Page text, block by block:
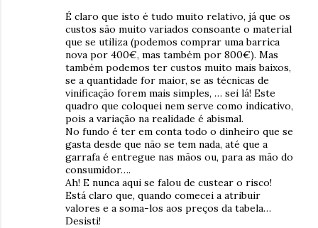
É claro que isto é tudo muito relativo, já que os
custos são muito variados consoante o material
que se utiliza (podemos comprar uma barrica
nova por 400€, mas também por 800€). Mas
também podemos ter custos muito mais baixos,
se a quantidade for maior, se as técnicas de
vinificação forem mais simples, … sei lá! Este
quadro que coloquei nem serve como indicativo,
pois a variação na realidade é abismal.
No fundo é ter em conta todo o dinheiro que se
gasta desde que não se tem nada, até que a
garrafa é entregue nas mãos ou, para as mão do
consumidor….
Ah! E nunca aqui se falou de custear o risco!
Está claro que, quando comecei a atribuir
valores e a soma-los aos preços da tabela…
Desisti!